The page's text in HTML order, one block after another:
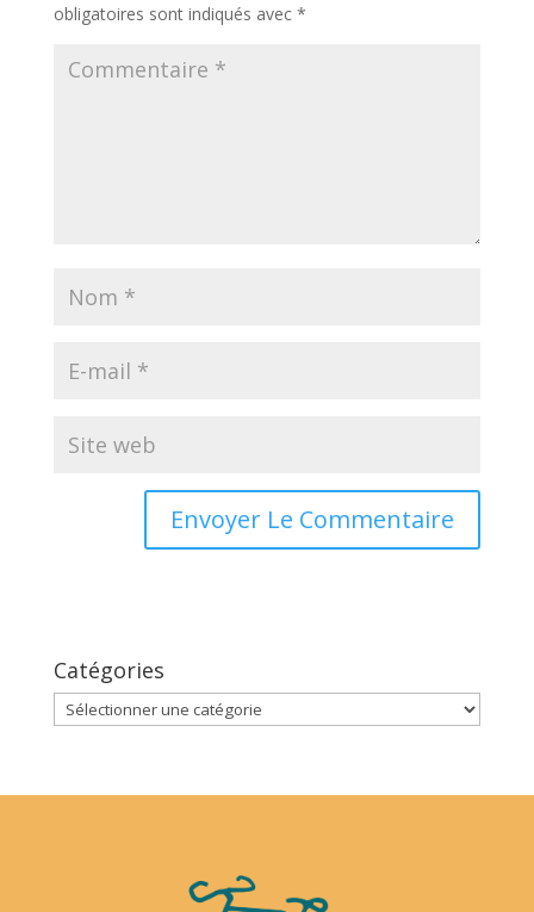
obligatoires sont indiqués avec *
Catégories
Catégories